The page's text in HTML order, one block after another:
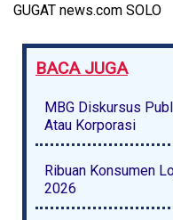
GUGAT news.com SOLO
BACA JUGA
MBG Diskursus
Atau Korporasi
Ribuan Konsumen
2026